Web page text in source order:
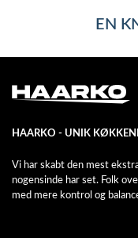
EN
HAARKO - UNIK
Vi har skabt den mest
nogensinde har set. Folk
med mere kontrol og